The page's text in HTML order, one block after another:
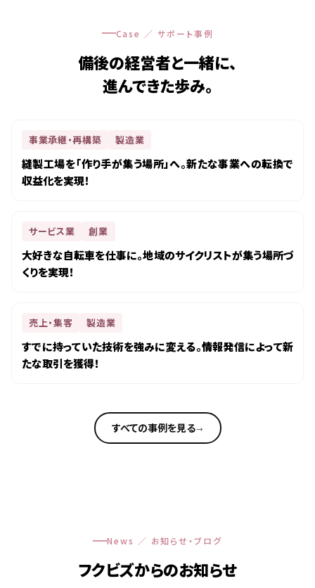
Case ／ サポート事例
備後の経営者と一緒に、
進んできた歩み。
事業承継・再構築 製造業
縫製工場を「作り手が集う場所」へ。新たな事業への転換で
収益化を実現！
サービス業 創業
大好きな自転車を仕事に。地域のサイクリストが集う場所づ
くりを実現！
売上・集客 製造業
すでに持っていた技術を強みに変える。情報発信によって新
たな取引を獲得！
すべての事例を見る→
News ／ お知らせ・ブログ
フクビズからのお知らせ